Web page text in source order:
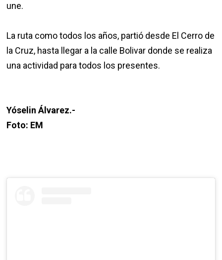
une.
La ruta como todos los años, partió desde El Cerro de
la Cruz, hasta llegar a la calle Bolivar donde se realiza
una actividad para todos los presentes.
Yóselin Álvarez.-
‎Foto: EM